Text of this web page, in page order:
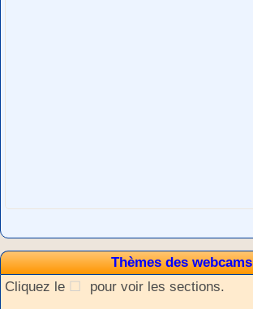
Thèmes des webcams
Cliquez le
pour voir les sections.